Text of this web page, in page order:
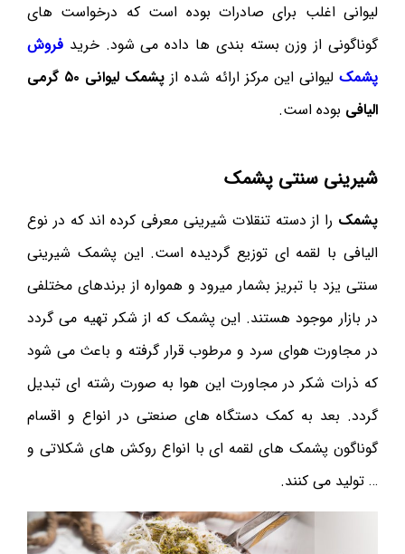
لیوانی اغلب برای صادرات بوده است که درخواست های
گوناگونی از وزن بسته بندی ها داده می شود. خرید فروش
پشمکلیوانی این مرکز ارائه شده از
پشمک لیوانی ۵۰ گرمی
الیافی بوده است.
شیرینی سنتی پشمک
پشمک را از دسته تنقلات شیرینی معرفی کرده اند که در نوع
الیافی با لقمه ای توزیع گردیده است. این پشمک شیرینی
سنتی یزد با تبریز بشمار میرود و همواره از برندهای مختلفی
در بازار موجود هستند. این پشمک که از شکر تهیه می گردد
در مجاورت هوای سرد و مرطوب قرار گرفته و باعث می شود
که ذرات شکر در مجاورت این هوا به صورت رشته ای تبدیل
گردد. بعد به کمک دستگاه های صنعتی در انواع و اقسام
گوناگون پشمک های لقمه ای با انواع روکش های شکلاتی و
… تولید می کنند.